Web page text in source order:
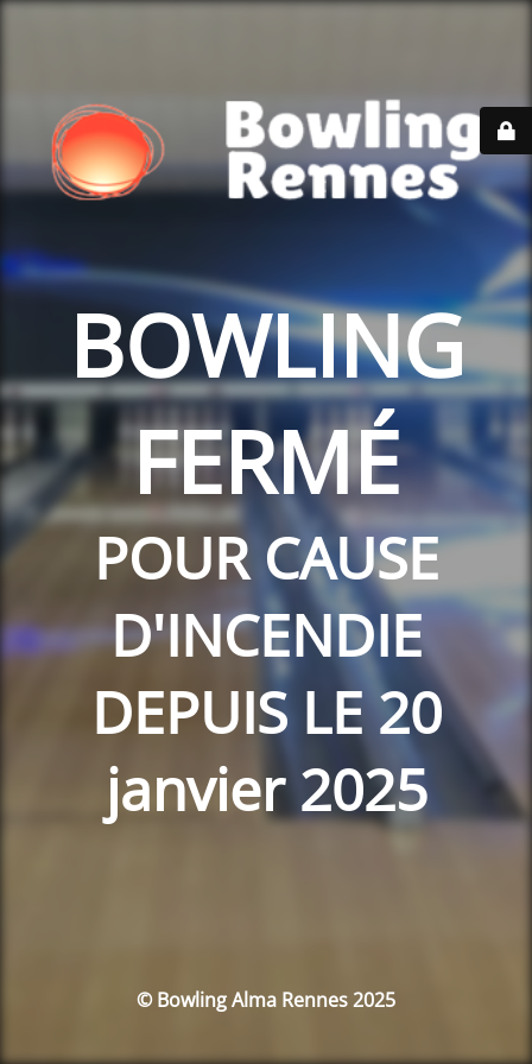
BOWLING
FERMÉ
POUR CAUSE
D'INCENDIE
DEPUIS LE 20
janvier 2025
© Bowling Alma Rennes 2025